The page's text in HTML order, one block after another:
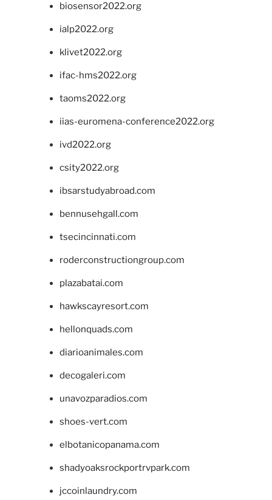
biosensor2022.org
ialp2022.org
klivet2022.org
ifac-hms2022.org
taoms2022.org
iias-euromena-conference2022.org
ivd2022.org
csity2022.org
ibsarstudyabroad.com
bennusehgall.com
tsecincinnati.com
roderconstructiongroup.com
plazabatai.com
hawkscayresort.com
hellonquads.com
diarioanimales.com
decogaleri.com
unavozparadios.com
shoes-vert.com
elbotanicopanama.com
shadyoaksrockportrvpark.com
jccoinlaundry.com